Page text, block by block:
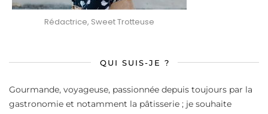
Rédactrice, Sweet Trotteuse
QUI SUIS-JE ?
Gourmande, voyageuse, passionnée depuis toujours par la
gastronomie et notamment la pâtisserie ; je souhaite